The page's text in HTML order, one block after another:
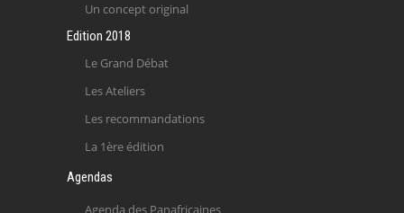
Un concept original
Edition 2018
Le Grand Débat
Les Ateliers
Les recommandations
La 1ère édition
Agendas
Agenda des Panafricaines